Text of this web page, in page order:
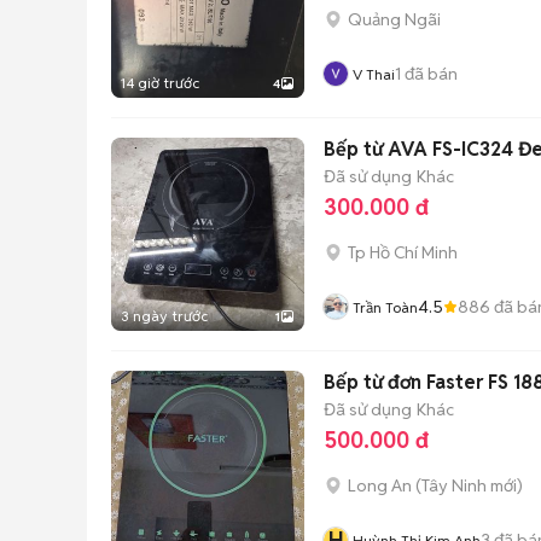
14 giờ trước 4
Quảng Ngãi
V Thai1 đã bán
3 ngày trước 1
Bếp từ AVA FS-IC324
Đã sử dụng Khác
300.000 đ
Tp Hồ Chí Minh
Trần Toàn4.5 886 đã
Bếp từ đơn Faster FS
Đã sử dụng Khác
500.000 đ
Long An (Tây Ninh mới)